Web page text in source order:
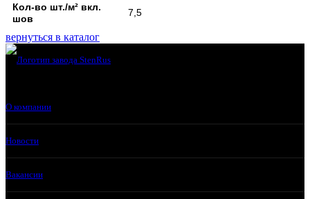
Кол-во шт./м² вкл.
шов
7,5
вернуться в каталог
О компании
Новости
Вакансии